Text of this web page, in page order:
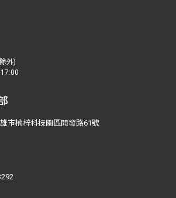
外)
市楠梓科技園區開發路61號